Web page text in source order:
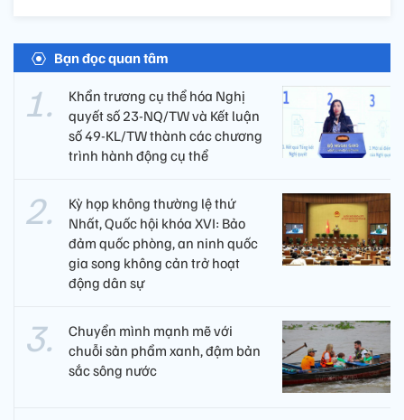
Bạn đọc quan tâm
Khẩn trương cụ thể hóa Nghị
quyết số 23-NQ/TW và Kết luận
số 49-KL/TW thành các chương
trình hành động cụ thể
Kỳ họp không thường lệ thứ
Nhất, Quốc hội khóa XVI: Bảo
đảm quốc phòng, an ninh quốc
gia song không cản trở hoạt
động dân sự
Chuyển mình mạnh mẽ với
chuỗi sản phẩm xanh, đậm bản
sắc sông nước